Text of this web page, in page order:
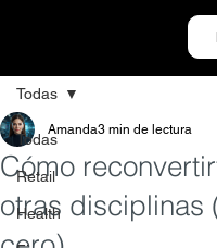
Todas
Retail
Health
Todas
Cómo
otras disciplinas
Amanda3 min de lectura